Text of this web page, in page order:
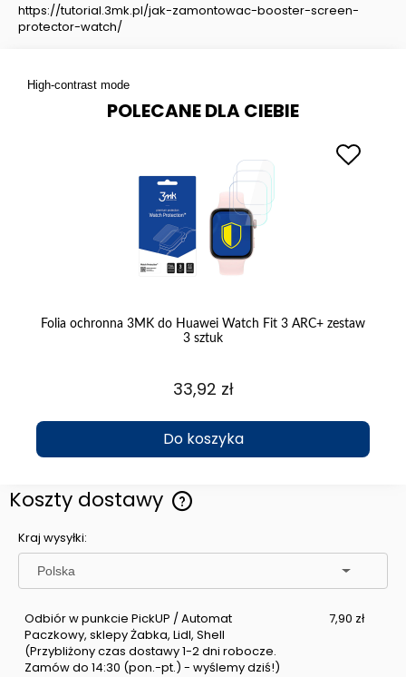
https://tutorial.3mk.pl/jak-zamontowac-booster-screen-
protector-watch/
High-contrast mode
POLECANE DLA CIEBIE
Folia ochronna 3MK do Huawei Watch Fit 3 ARC+ zestaw
3 sztuk
33,92 zł
Do koszyka
Koszty dostawy
Cena nie zawiera ewentualnych kosztów płatności
Kraj wysyłki:
Odbiór w punkcie PickUP / Automat
Paczkowy, sklepy Żabka, Lidl, Shell
(Przybliżony czas dostawy 1-2 dni robocze.
Zamów do 14:30 (pon.-pt.) - wyślemy dziś!)
7,90 zł